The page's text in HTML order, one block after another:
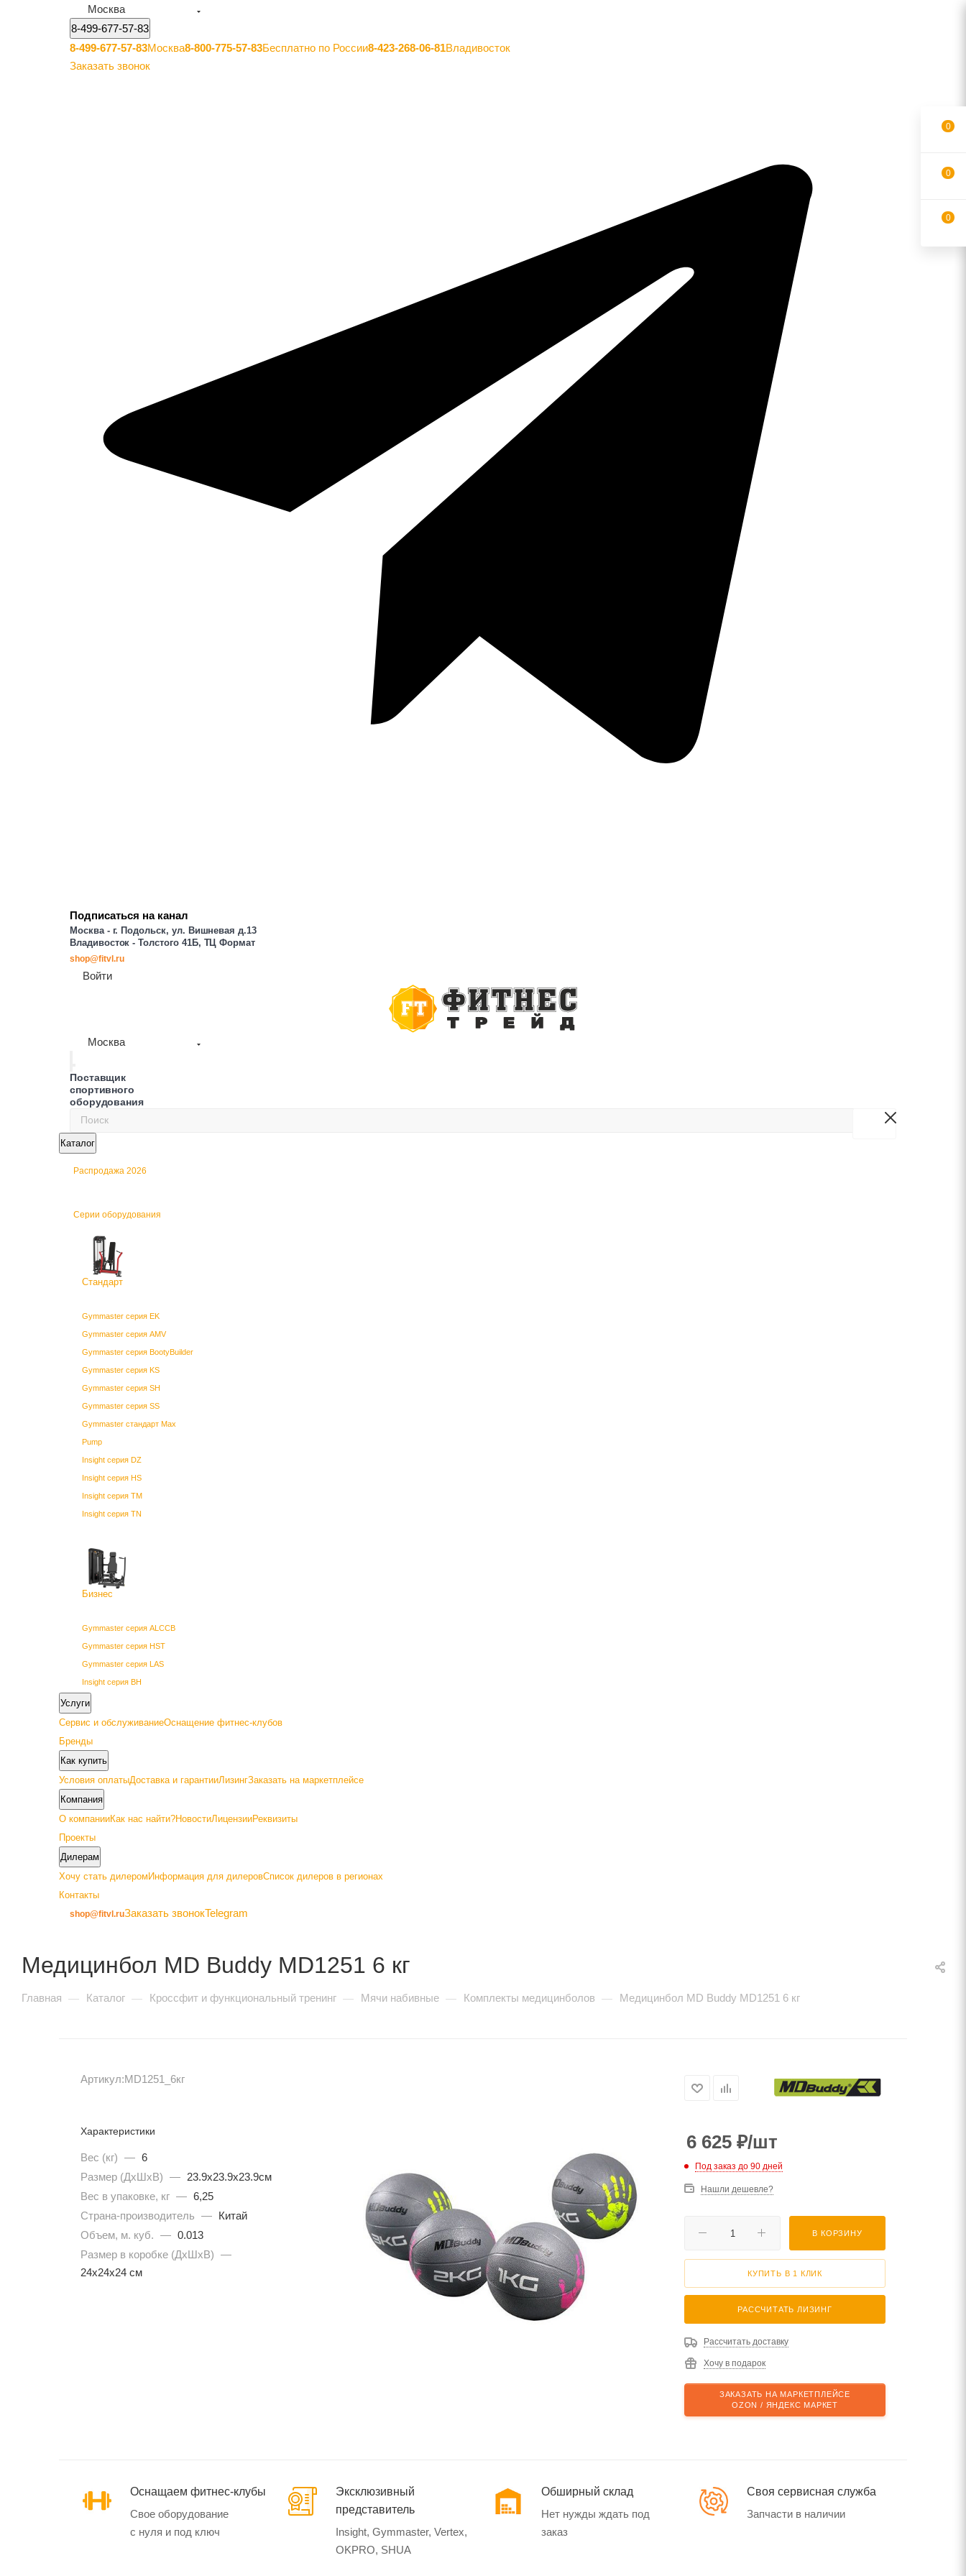
Москва
8-499-677-57-83
8-499-677-57-83Москва8-800-775-57-83Бесплатно по России8-423-268-06-81Владивосток
Заказать звонок
Подписаться на канал
Москва - г. Подольск, ул. Вишневая д.13
Владивосток - Толстого 41Б, ТЦ Формат
shop@fitvl.ru
Войти
Москва
Поставщик
спортивного
оборудования
Каталог
Распродажа 2026
Серии оборудования
Стандарт
Gymmaster серия EK
Gymmaster серия AMV
Gymmaster серия BootyBuilder
Gymmaster серия KS
Gymmaster серия SH
Gymmaster серия SS
Gymmaster стандарт Max
Pump
Insight серия DZ
Insight серия HS
Insight серия TM
Insight серия TN
Бизнес
Gymmaster серия ALCCB
Gymmaster серия HST
Gymmaster серия LAS
Insight серия BH
Insight серия BL
Insight серия PL
SHUA 68 серия
SHUA 69 серия
Vertex серия GETN
Премиум
SHUA 77 серия
SHUA 88 серия
Vertex серия APS
Беговые дорожки
Электрические
Механические
Услуги
Сервис и обслуживаниеОснащение фитнес-клубов
Бренды
Как купить
Условия оплатыДоставка и гарантииЛизингЗаказать на маркетплейсе
Компания
О компанииКак нас найти?НовостиЛицензииРеквизиты
Проекты
Дилерам
Хочу стать дилером Информация для дилеровСписок дилеров в регионах
Контакты
shop@fitvl.ruЗаказать звонокTelegram
Медицинбол MD Buddy MD1251 6 кг
Главная — Каталог — Кроссфит и функциональный тренинг — Мячи набивные — Комплекты медицинболов — Медицинбол MD Buddy MD1251 6 кг
Артикул:MD1251_6кг
Характеристики
Вес (кг) — 6
Размер (ДхШхВ) — 23.9х23.9х23.9см
Вес в упаковке, кг — 6,25
Страна-производитель — Китай
Объем, м. куб. — 0.013
Размер в коробке (ДхШхВ) —
24х24х24 см
6 625 ₽/шт
Под заказ до 90 дней
Нашли дешевле?
В КОРЗИНУ
КУПИТЬ В 1 КЛИК
РАССЧИТАТЬ ЛИЗИНГ
Рассчитать доставку
Хочу в подарок
ЗАКАЗАТЬ НА МАРКЕТПЛЕЙСЕ
OZON / ЯНДЕКС МАРКЕТ
Оснащаем фитнес-клубы
Свое оборудование
с нуля и под ключ
Эксклюзивный
представитель
Insight, Gymmaster, Vertex,
OKPRO, SHUA
Обширный склад
Нет нужды ждать под
заказ
Своя сервисная служба
Запчасти в наличии
0
0
0